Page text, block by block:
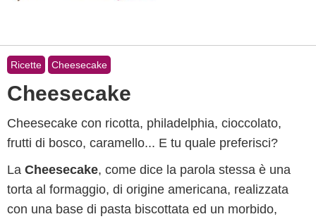
Ricette Cheesecake
Cheesecake
Cheesecake con ricotta, philadelphia, cioccolato,
frutti di bosco, caramello... E tu quale preferisci?
La Cheesecake, come dice la parola stessa è una
torta al formaggio, di origine americana, realizzata
con una base di pasta biscottata ed un morbido,